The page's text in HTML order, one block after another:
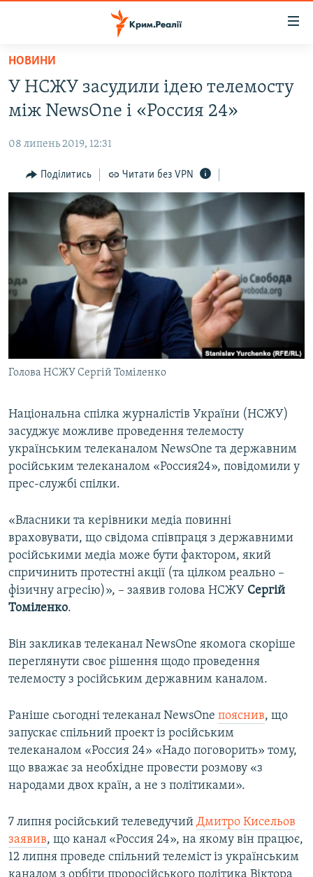
Перейти
основного
матеріалу
до
навігації
Перейти
пошуку
ПОЛІТИКА
БЛОГИ
ПОГЛЯД
ІНТЕРВ'Ю
ВСЕ ЗА ДЕНЬ
СПЕЦПРОЕКТИ
ДЕПОРТАЦІЯ
ВІДЕОУРОКИ «ELIFBE»
СВІДЧЕННЯ ОКУПАЦІЇ
УКРАЇНСЬКА ПРОБЛЕМА КРИМУ
ЯК ОБІЙТИ БЛОКУВАННЯ
Русский
Qırımtatar
Усі сайти RFE/RL
НОВИНИ
У НСЖУ засудили ідею телемосту
між NewsOne і «Россия 24»
08 липень 2019, 12:31
Поділитись Читати без VPN
Голова НСЖУ Сергій Томіленко
Національна спілка журналістів України (НСЖУ)
засуджує можливе проведення телемосту
українським телеканалом NewsOne та державним
російським телеканалом «Россия24», повідомили у
прес-службі спілки.
«Власники та керівники медіа повинні
враховувати, що свідома співпраця з державними
російськими медіа може бути фактором, який
спричинить протестні акції (та цілком реально –
фізичну агресію)», – заявив голова НСЖУ Сергій
Томіленко.
Він закликав телеканал NewsOne якомога скоріше
переглянути своє рішення щодо проведення
телемосту з російським державним каналом.
Раніше сьогодні телеканал NewsOne пояснив, що
запускає спільний проект із російським
телеканалом «Россия 24» «Надо поговорить» тому,
що вважає за необхідне провести розмову «з
народами двох країн, а не з політиками».
7 липня російський телеведучий Дмитро Кисельов
заявив, що канал «Россия 24», на якому він працює,
12 липня проведе спільний телеміст із українським